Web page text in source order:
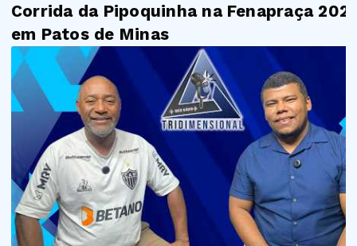
Corrida da Pipoquinha na Fenapraça
em Patos de Minas